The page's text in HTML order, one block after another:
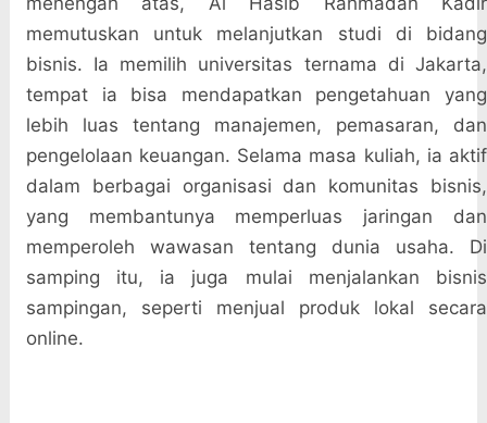
memutuskan untuk melanjutkan studi di bidang
bisnis. Ia memilih universitas ternama di Jakarta,
tempat ia bisa mendapatkan pengetahuan yang
lebih luas tentang manajemen, pemasaran, dan
pengelolaan keuangan. Selama masa kuliah, ia aktif
dalam berbagai organisasi dan komunitas bisnis,
yang membantunya memperluas jaringan dan
memperoleh wawasan tentang dunia usaha. Di
samping itu, ia juga mulai menjalankan bisnis
sampingan, seperti menjual produk lokal secara
online.